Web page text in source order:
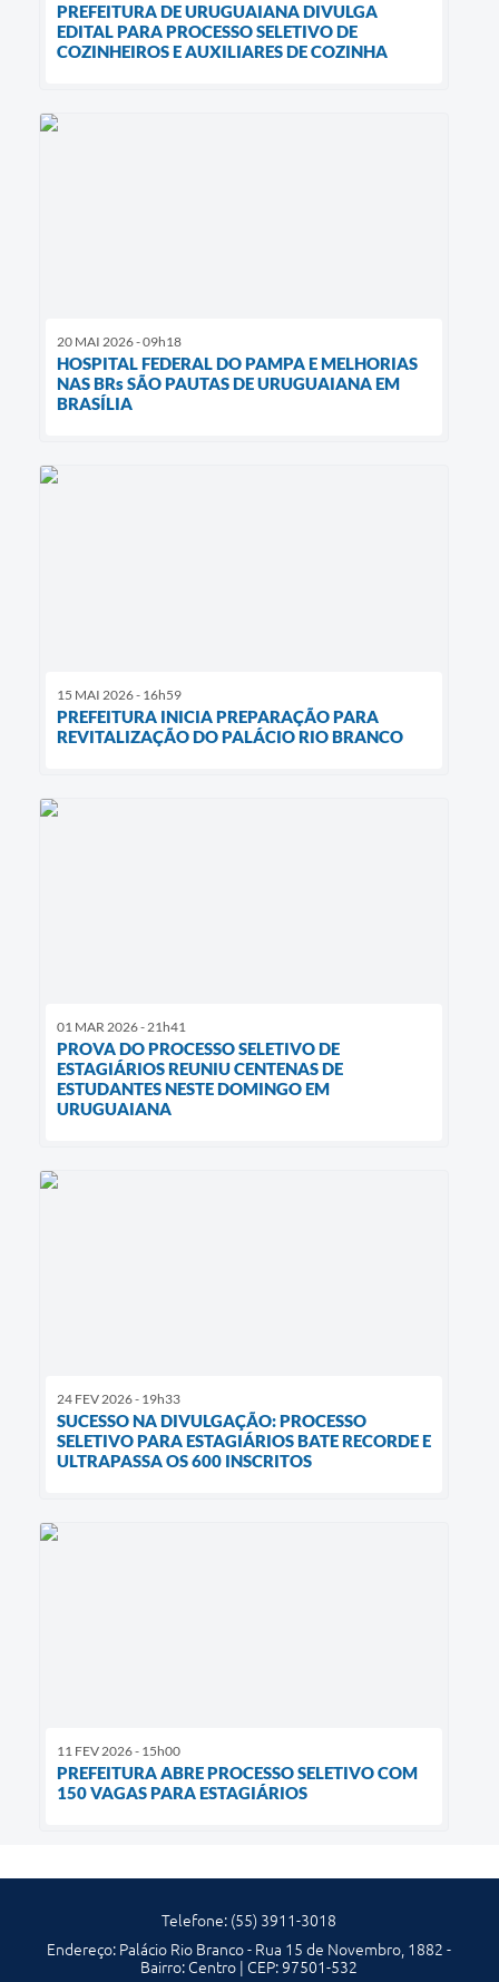
PREFEITURA DE URUGUAIANA DIVULGA
EDITAL PARA PROCESSO SELETIVO DE
COZINHEIROS E AUXILIARES DE COZINHA
20 MAI 2026 - 09h18
HOSPITAL FEDERAL DO PAMPA E MELHORIAS
NAS BRs SÃO PAUTAS DE URUGUAIANA EM
BRASÍLIA
15 MAI 2026 - 16h59
PREFEITURA INICIA PREPARAÇÃO PARA
REVITALIZAÇÃO DO PALÁCIO RIO BRANCO
01 MAR 2026 - 21h41
PROVA DO PROCESSO SELETIVO DE
ESTAGIÁRIOS REUNIU CENTENAS DE
ESTUDANTES NESTE DOMINGO EM
URUGUAIANA
24 FEV 2026 - 19h33
SUCESSO NA DIVULGAÇÃO: PROCESSO
SELETIVO PARA ESTAGIÁRIOS BATE RECORDE E
ULTRAPASSA OS 600 INSCRITOS
11 FEV 2026 - 15h00
PREFEITURA ABRE PROCESSO SELETIVO COM
150 VAGAS PARA ESTAGIÁRIOS
Telefone: (55) 3911-3018
Endereço: Palácio Rio Branco - Rua 15 de Novembro, 1882 -
Bairro: Centro | CEP: 97501-532